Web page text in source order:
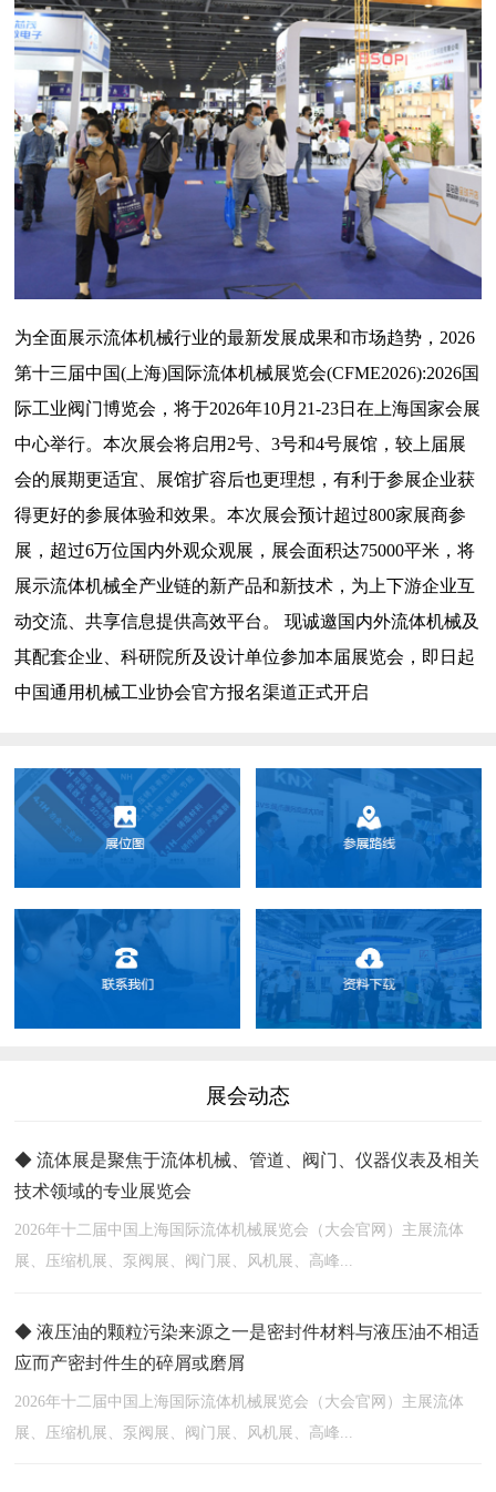
为全面展示流体机械行业的最新发展成果和市场趋势，2026
第十三届中国(上海)国际流体机械展览会(CFME2026):2026国
际工业阀门博览会，将于2026年10月21-23日在上海国家会展
中心举行。本次展会将启用2号、3号和4号展馆，较上届展
会的展期更适宜、展馆扩容后也更理想，有利于参展企业获
得更好的参展体验和效果。本次展会预计超过800家展商参
展，超过6万位国内外观众观展，展会面积达75000平米，将
展示流体机械全产业链的新产品和新技术，为上下游企业互
动交流、共享信息提供高效平台。 现诚邀国内外流体机械及
其配套企业、科研院所及设计单位参加本届展览会，即日起
中国通用机械工业协会官方报名渠道正式开启
展会动态
◆ 流体展是聚焦于流体机械、管道、阀门、仪器仪表及相关
技术领域的专业展览会
2026年十二届中国上海国际流体机械展览会（大会官网）主展流体
展、压缩机展、泵阀展、阀门展、风机展、高峰...
◆ 液压油的颗粒污染来源之一是密封件材料与液压油不相适
应而产密封件生的碎屑或磨屑
2026年十二届中国上海国际流体机械展览会（大会官网）主展流体
展、压缩机展、泵阀展、阀门展、风机展、高峰...